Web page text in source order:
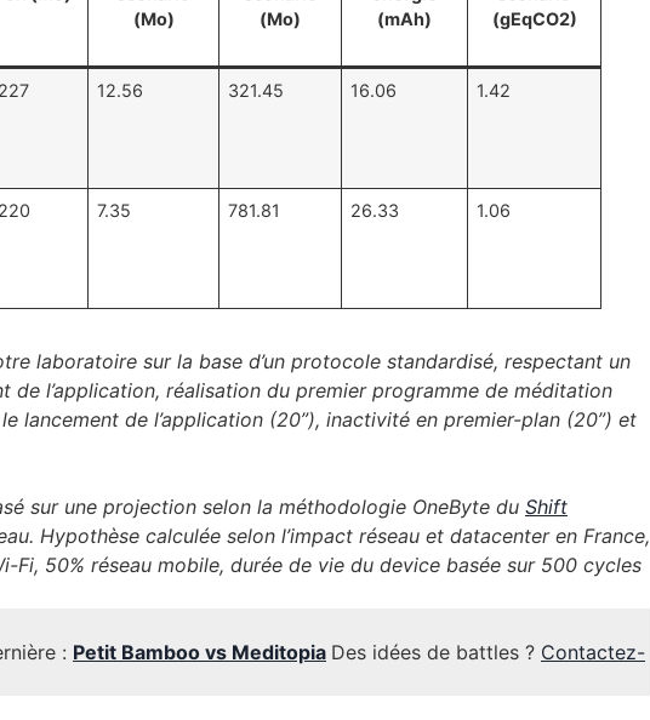
(Mo)
(Mo)
(mAh)
(gEqCO2)
227 12.56 321.45 16.06 1.42
220 7.35 781.81 26.33 1.06
laboratoire sur la base d’un protocole standardisé, respectant un
de l’application, réalisation du premier programme de méditation
lancement de l’application (20”), inactivité en premier-plan (20”) et
sur une projection selon la méthodologie OneByte du Shift
Hypothèse calculée selon l’impact réseau et datacenter en France,
Fi, 50% réseau mobile, durée de vie du device basée sur 500 cycles
: Petit Bamboo vs Meditopia Des idées de battles ? Contactez-